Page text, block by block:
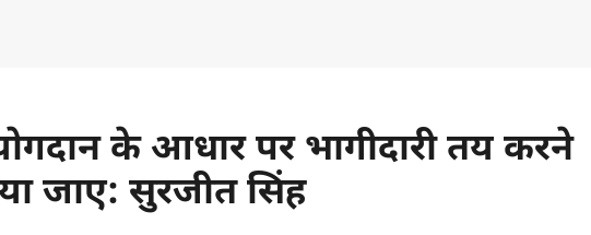
के आधार पर भागीदारी तय करने
जाए: सुरजीत सिंह